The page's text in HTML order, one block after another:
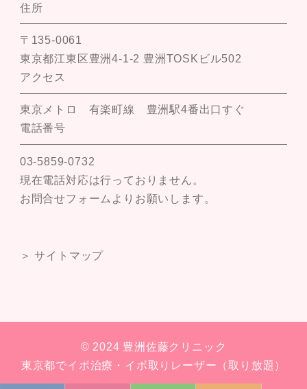
住所
〒135-0061
東京都江東区豊洲4-1-2 豊洲TOSKビル502
アクセス
東京メトロ 有楽町線 豊洲駅4番出口すぐ
電話番号
03-5859-0732
現在電話対応は行っておりません。
お問合せフォームよりお願いします。
＞ サイトマップ
© 2024 豊洲佐藤クリニック
東京都でイボ治療・イボ取りレーザー（取り放題）